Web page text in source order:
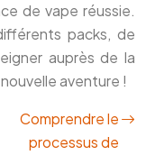
de vape réussie.
packs, de
auprès de la
aventure !
Comprendre le
processus de